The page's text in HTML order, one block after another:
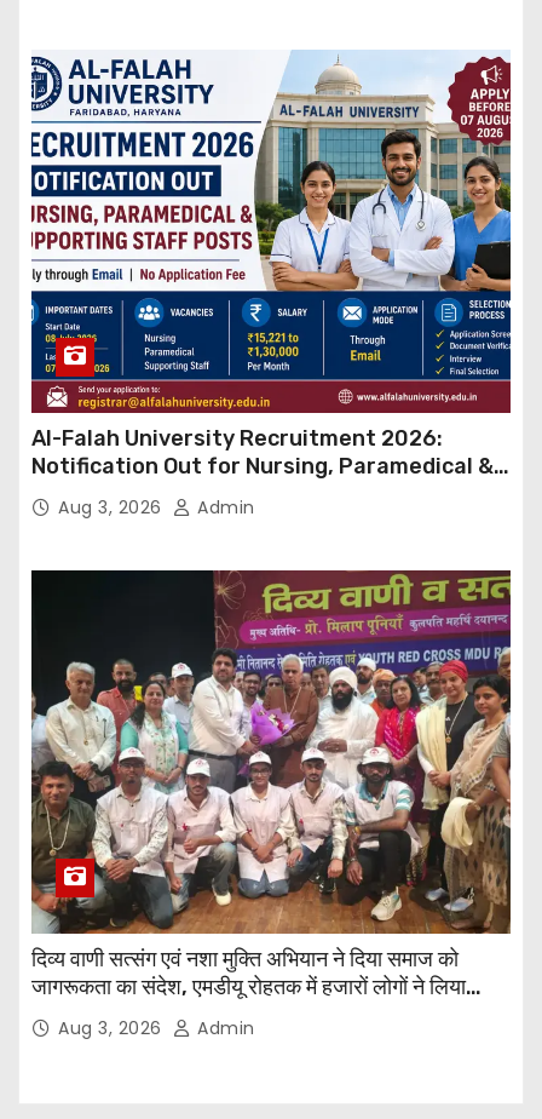
Al-Falah University Recruitment 2026:
Notification Out for Nursing, Paramedical &
Supporting Staff Posts, Apply Through Email
Aug 3, 2026 Admin
दिव्य वाणी सत्संग एवं नशा मुक्ति अभियान ने दिया समाज को
जागरूकता का संदेश, एमडीयू रोहतक में हजारों लोगों ने लिया
संकल्पAug 3, 2026 Admin